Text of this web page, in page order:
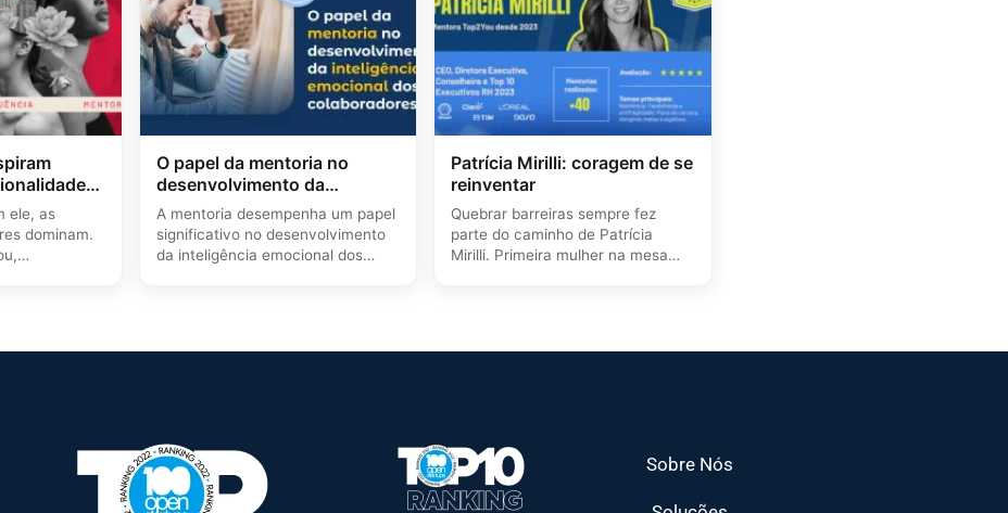
ele, as
dominam.
O papel da mentoria no
desenvolvimento da
inteligência emocional dos
colaboradores
A mentoria desempenha um papel
significativo no desenvolvimento
da inteligência emocional dos
Patrícia Mirilli: coragem de se
reinventar
Quebrar barreiras sempre fez
parte do caminho de Patrícia
Mirilli. Primeira mulher na mesa
Sobre Nós